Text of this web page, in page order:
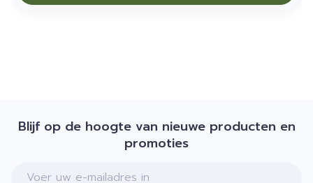
Blijf op de hoogte van nieuwe producten en
promoties
E-mail adres